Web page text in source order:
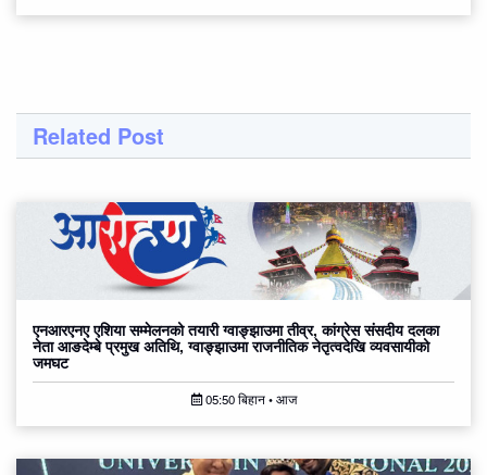
Related Post
एनआरएनए एशिया सम्मेलनको तयारी ग्वाङ्झाउमा तीव्र, कांग्रेस संसदीय दलका
नेता आङदेम्बे प्रमुख अतिथि, ग्वाङ्झाउमा राजनीतिक नेतृत्वदेखि व्यवसायीको
जमघट
05:50 बिहान • आज